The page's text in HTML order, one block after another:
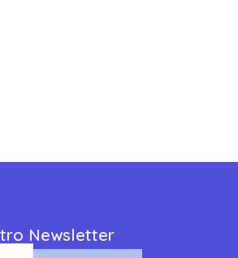
Newsletter